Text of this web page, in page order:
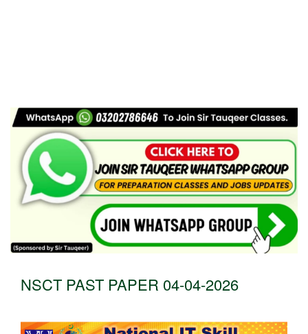
NSCT PAST PAPER 04-04-2026